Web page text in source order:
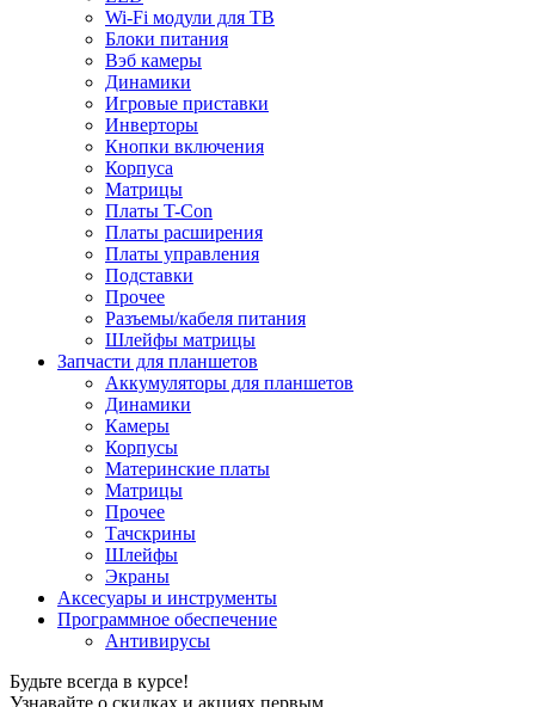
Wi-Fi модули для ТВ
Блоки питания
Вэб камеры
Динамики
Игровые приставки
Инверторы
Кнопки включения
Корпуса
Матрицы
Платы T-Con
Платы расширения
Платы управления
Подставки
Прочее
Разъемы/кабеля питания
Шлейфы матрицы
Запчасти для планшетов
Аккумуляторы для планшетов
Динамики
Камеры
Корпусы
Материнские платы
Матрицы
Прочее
Тачскрины
Шлейфы
Экраны
Аксесуары и инструменты
Программное обеспечение
Антивирусы
Будьте всегда в курсе!
Узнавайте о скидках и акциях первым